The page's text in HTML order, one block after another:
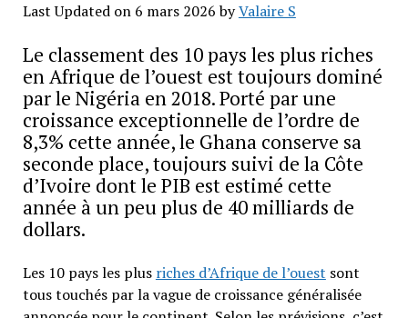
Last Updated on 6 mars 2026 byValaire S
Le classement des 10 pays les plus riches
en Afrique de l’ouest est toujours dominé
par le Nigéria en 2018. Porté par une
croissance exceptionnelle de l’ordre de
8,3% cette année, le Ghana conserve sa
seconde place, toujours suivi de la Côte
d’Ivoire dont le PIB est estimé cette
année à un peu plus de 40 milliards de
dollars.
Les 10 pays les plus riches d’Afrique de l’ouest sont
tous touchés par la vague de croissance généralisée